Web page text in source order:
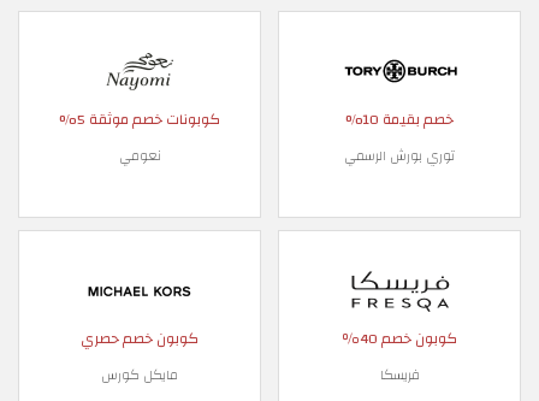
خصم بقيمة 10%
توري بورش الرسمي
كوبونات خصم موثقة 5%
نعومي
كوبون خصم 40٪
فريسكا
كوبون خصم حصري
مايكل كورس